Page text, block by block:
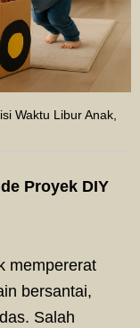
Waktu Libur Anak,
Proyek DIY
mempererat
bersantai,
Salah